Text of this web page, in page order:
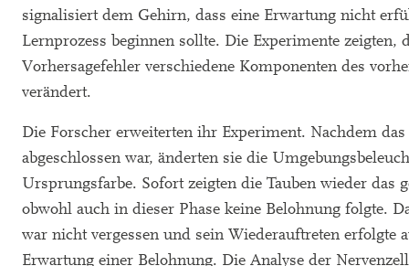
signalisiert dem Gehirn, dass eine Erwartung nicht
Lernprozess beginnen sollte. Die Experimente zeigten,
Vorhersagefehler verschiedene Komponenten des
verändert.
Die Forscher erweiterten ihr Experiment. Nachdem
abgeschlossen war, änderten sie die
Ursprungsfarbe. Sofort zeigten die Tauben wieder das
obwohl auch in dieser Phase keine Belohnung folgte.
war nicht vergessen und sein Wiederauftreten erfolgte
Erwartung einer Belohnung. Die Analyse der